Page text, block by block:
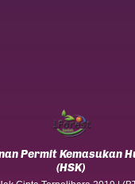
Permit Kemasukan
(HSK)